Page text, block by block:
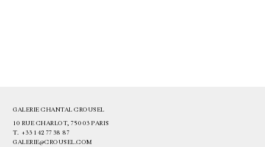
GALERIE CHANTAL CROUSEL
10 RUE CHARLOT, 75003 PARIS
T. +33 1 42 77 38 87
GALERIE@CROUSEL.COM